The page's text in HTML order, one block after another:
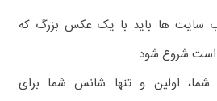
اولین و تنها شانس شما برای